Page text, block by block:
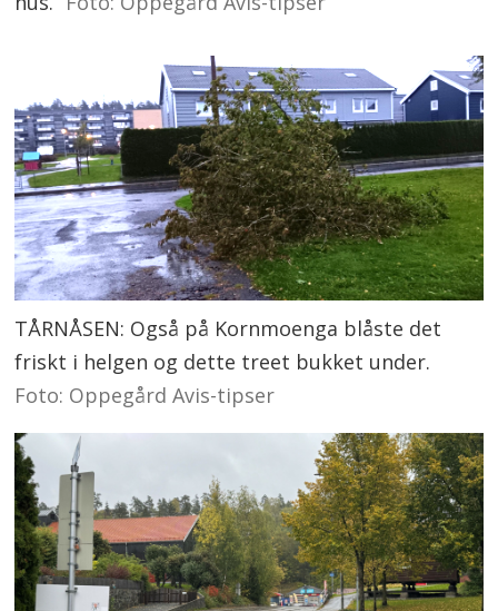
TÅRNÅSEN: Også på Kornmoenga blåste det
friskt i helgen og dette treet bukket under.
Foto: Oppegård Avis-tipser